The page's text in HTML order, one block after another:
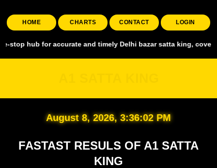
HOME CHARTS CONTACT LOGIN
for accurate and timely Delhi bazar satta king, covering all
August 8, 2026, 3:36:03 PM
FASTAST RESULS OF A1 SATTA
KING